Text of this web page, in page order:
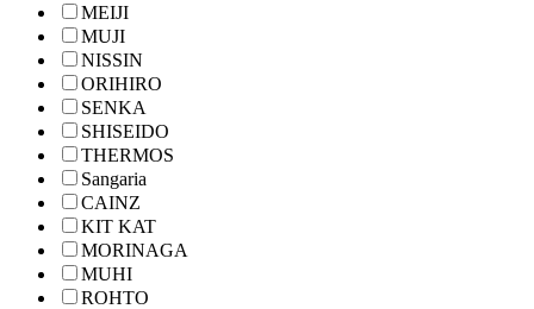
MEIJI
MUJI
NISSIN
ORIHIRO
SENKA
SHISEIDO
THERMOS
Sangaria
CAINZ
KIT KAT
MORINAGA
MUHI
ROHTO